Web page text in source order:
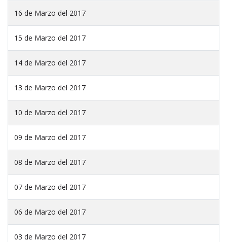
16 de Marzo del 2017
15 de Marzo del 2017
14 de Marzo del 2017
13 de Marzo del 2017
10 de Marzo del 2017
09 de Marzo del 2017
08 de Marzo del 2017
07 de Marzo del 2017
06 de Marzo del 2017
03 de Marzo del 2017